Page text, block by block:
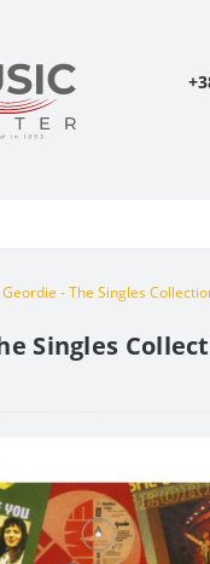
Geordie - The Singles
Singles